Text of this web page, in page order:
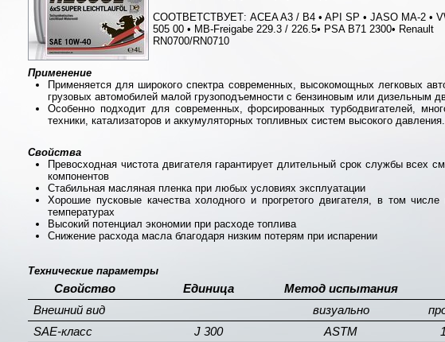
СООТВЕТСТВУЕТ: ACEA A3 / B4 • API SP • JASO MA-2 •
505 00 • MB-Freigabe 229.3 / 226.5• PSA B71 2300• Renault
RN0700/RN0710
Применение
Применяется для широкого спектра современных, высокомощных легковых
грузовых автомобилей малой грузоподъемности с бензиновым или дизельным
Особенно подходит для современных, форсированных турбодвигателей,
техники, катализаторов и аккумуляторных топливных систем высокого давления.
Свойства
Превосходная чистота двигателя гарантирует длительный срок службы всех
компонентов
Стабильная масляная пленка при любых условиях эксплуатации
Хорошие пусковые качества холодного и прогретого двигателя, в том числе
температурах
Высокий потенциал экономии при расходе топлива
Снижение расхода масла благодаря низким потерям при испарении
Технические параметры
Свойство Единица
Метод испытания
Внешний вид
визуально
SAE-класс
J 300 ASTM